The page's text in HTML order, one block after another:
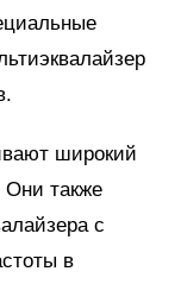
широкий
Они также
с
в